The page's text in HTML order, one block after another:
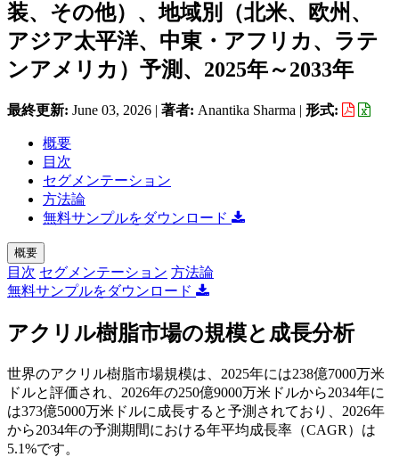
装、その他）、地域別（北米、欧州、
アジア太平洋、中東・アフリカ、ラテ
ンアメリカ）予測、2025年～2033年
最終更新: June 03, 2026 | 著者: Anantika Sharma | 形式:
概要
目次
セグメンテーション
方法論
無料サンプルをダウンロード
概要
目次 セグメンテーション 方法論
無料サンプルをダウンロード
アクリル樹脂市場の規模と成長分析
世界のアクリル樹脂市場規模は、2025年には238億7000万米
ドルと評価され、2026年の250億9000万米ドルから2034年に
は373億5000万米ドルに成長すると予測されており、2026年
から2034年の予測期間における年平均成長率（CAGR）は
5.1%です。